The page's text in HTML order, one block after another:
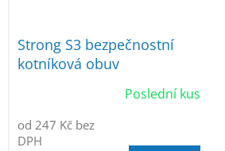
Strong S3 bezpečnostní
kotníková obuv
Poslední kus
od 247 Kč bez
DPH